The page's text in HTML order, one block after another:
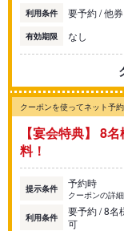
利用条件
要予約 / 他
有効期限 なし
クーポンを使ってネット予
【宴会特典】 8
料！
提示条件 予約時
クーポンの詳
利用条件
要予約 / 8名
可